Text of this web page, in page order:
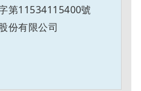
第11534115400號
份有限公司